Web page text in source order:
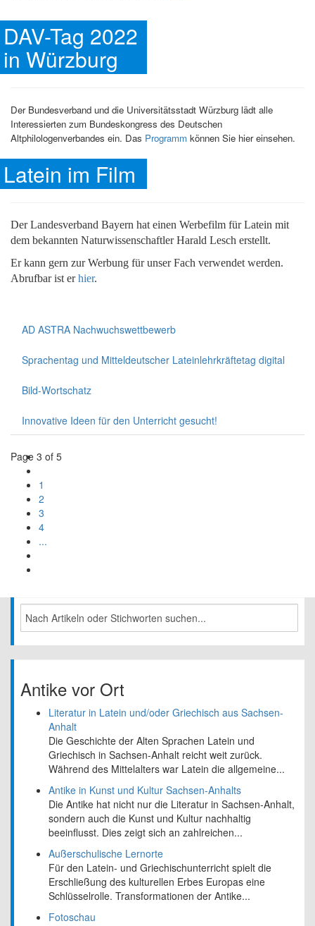
DAV-Tag 2022
in Würzburg
Der Bundesverband und die Universitätsstadt Würzburg lädt alle
Interessierten zum Bundeskongress des Deutschen
Altphilologenverbandes ein. Das Programm können Sie hier einsehen.
Latein im Film
Der Landesverband Bayern hat einen Werbefilm für Latein mit
dem bekannten Naturwissenschaftler Harald Lesch erstellt.
Er kann gern zur Werbung für unser Fach verwendet werden.
Abrufbar ist erhier.
AD ASTRA Nachwuchswettbewerb
Sprachentag und Mitteldeutscher Lateinlehrkräftetag digital
Bild-Wortschatz
Innovative Ideen für den Unterricht gesucht!
Page 3 of 5
1
2
3
4
...
Antike vor Ort
Literatur in Latein und/oder Griechisch aus Sachsen-
Anhalt
Die Geschichte der Alten Sprachen Latein und
Griechisch in Sachsen-Anhalt reicht weit zurück.
Während des Mittelalters war Latein die allgemeine...
Antike in Kunst und Kultur Sachsen-Anhalts
Die Antike hat nicht nur die Literatur in Sachsen-Anhalt,
sondern auch die Kunst und Kultur nachhaltig
beeinflusst. Dies zeigt sich an zahlreichen...
Außerschulische Lernorte
Für den Latein- und Griechischunterricht spielt die
Erschließung des kulturellen Erbes Europas eine
Schlüsselrolle. Transformationen der Antike...
Fotoschau